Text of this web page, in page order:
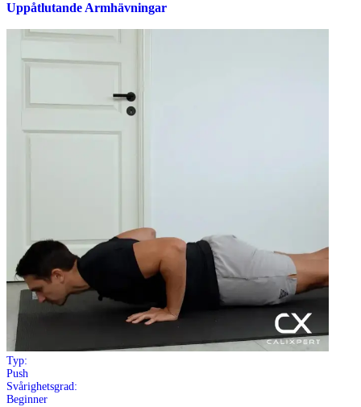
Uppåtlutande Armhävningar
Typ:
Push
Svårighetsgrad:
Beginner